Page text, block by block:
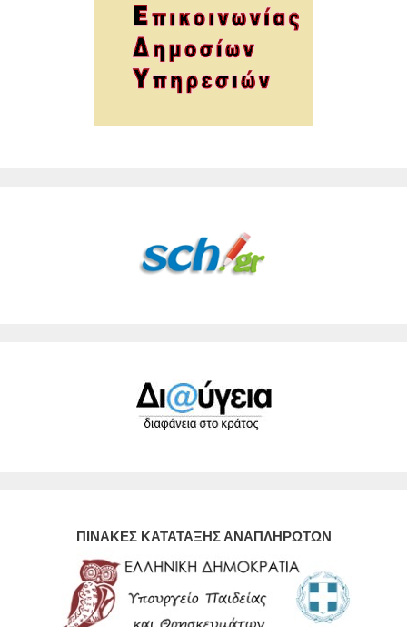
ΠΙΝΑΚΕΣ ΚΑΤΑΤΑΞΗΣ ΑΝΑΠΛΗΡΩΤΩΝ